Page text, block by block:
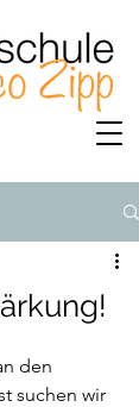
den
suchen wir